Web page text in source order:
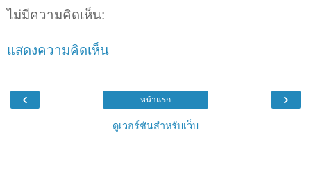
ไม่มีความคิดเห็น:
แสดงความคิดเห็น
‹ ›
หน้าแรก
ดูเวอร์ชันสำหรับเว็บ